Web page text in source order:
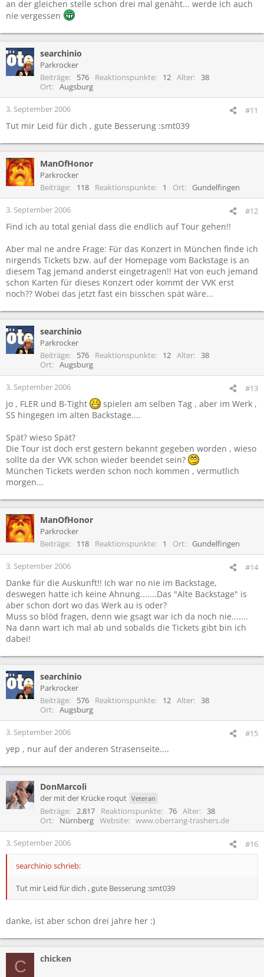
an der gleichen stelle schon drei mal genäht... werde ich auch
nie vergessen
searchinio
Parkrocker
Beiträge
576 Reaktionspunkte 12 Alter
38
Ort
Augsburg
3. September 2006 #11
Tut mir Leid für dich , gute Besserung :smt039
ManOfHonor
Parkrocker
Beiträge
118 Reaktionspunkte 1 Ort Gundelfingen
3. September 2006 #12
Find ich au total genial dass die endlich auf Tour gehen!!
Aber mal ne andre Frage: Für das Konzert in München finde ich
nirgends Tickets bzw. auf der Homepage vom Backstage is an
diesem Tag jemand anderst eingetragen!! Hat von euch jemand
schon Karten für dieses Konzert oder kommt der VVK erst
noch?? Wobei das jetzt fast ein bisschen spät wäre...
searchinio
Parkrocker
Beiträge
576 Reaktionspunkte 12 Alter
38
Ort
Augsburg
3. September 2006 #13
jo , FLER und B-Tight
spielen am selben Tag , aber im Werk ,
SS hingegen im alten Backstage....
Spät? wieso Spät?
Die Tour ist doch erst gestern bekannt gegeben worden , wieso
sollte da der VVK schon wieder beendet sein?
München Tickets werden schon noch kommen , vermutlich
morgen...
ManOfHonor
Parkrocker
Beiträge
118 Reaktionspunkte 1 Ort Gundelfingen
3. September 2006 #14
Danke für die Auskunft!! Ich war no nie im Backstage,
deswegen hatte ich keine Ahnung.......Das "Alte Backstage" is
aber schon dort wo das Werk au is oder?
Muss so blöd fragen, denn wie gsagt war ich da noch nie.......
Na dann wart ich mal ab und sobalds die Tickets gibt bin ich
dabei!
searchinio
Parkrocker
Beiträge
576 Reaktionspunkte 12 Alter
38
Ort
Augsburg
3. September 2006 #15
yep , nur auf der anderen Strasenseite....
DonMarcoli
der mit der Krücke roqut Veteran
Beiträge 2.817 Reaktionspunkte 76 Alter
38
Ort
Nürnberg Website www.oberrang-trashers.de
3. September 2006 #16
searchinio schrieb:
Tut mir Leid für dich , gute Besserung :smt039
danke, ist aber schon drei jahre her :)
C chicken